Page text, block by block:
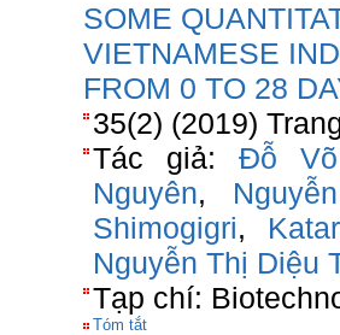
SOME
VIETNAMESE
FROM 0 TO 28
35(2) (2019)
Tác giả: Đỗ
Nguyên,
Shimogigri,
Nguyễn Thị Diệu
Tạp chí:
Tóm tắt